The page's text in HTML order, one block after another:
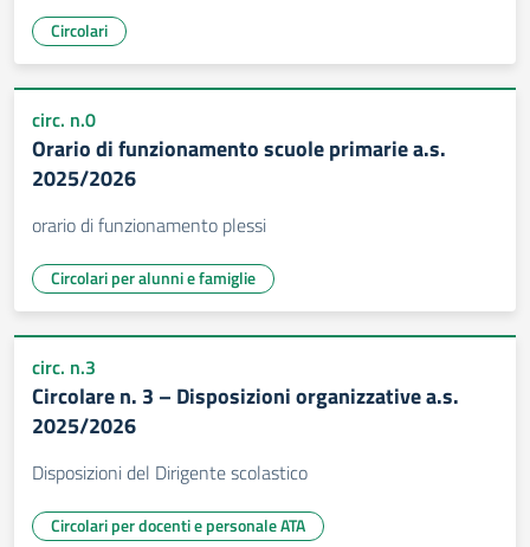
Circolari
circ. n.0
Orario di funzionamento scuole primarie a.s.
2025/2026
orario di funzionamento plessi
Circolari per alunni e famiglie
circ. n.3
Circolare n. 3 – Disposizioni organizzative a.s.
2025/2026
Disposizioni del Dirigente scolastico
Circolari per docenti e personale ATA